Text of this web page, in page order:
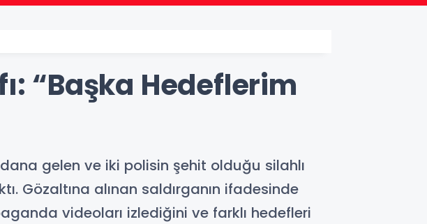
“Başka Hedeflerim
gelen ve iki polisin şehit olduğu silahlı
Gözaltına alınan saldırganın ifadesinde
videoları izlediğini ve farklı hedefleri